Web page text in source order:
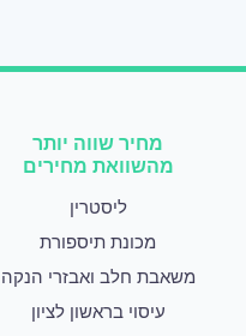
מחיר שווה יותר
מהשוואת מחירים
ליסטרין
מכונת תיספורת
משאבת חלב ואבזרי הנקה
עיסוי בראשון לציון